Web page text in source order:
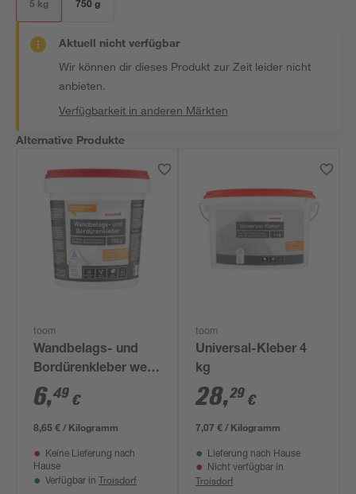
5 kg 750 g
Aktuell nicht verfügbar
Wir können dir dieses Produkt zur Zeit leider nicht
anbieten.
Verfügbarkeit in anderen Märkten
Alternative Produkte
toom
Wandbelags- und
Bordürenkleber weiß
750 g
6,49 €
8,65 € / Kilogramm
Keine Lieferung nach
Hause
Verfügbar in Troisdorf
toom
Universal-Kleber 4
kg
28,29 €
7,07 € / Kilogramm
Lieferung nach Hause
Nicht verfügbar in
Troisdorf